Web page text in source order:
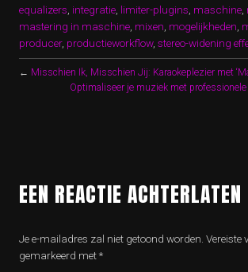
equalizers integratie limiter-plugins maschine
mastering in maschine mixen mogelijkheden
producer, productieworkflow, stereo-widening
← Misschien Ik, Misschien Jij: Karaokeplezier met
Optimaliseer je muziek met
EEN REACTIE ACHTERLATEN
Je e-mailadres zal niet getoond worden. Vereiste
gemarkeerd met*